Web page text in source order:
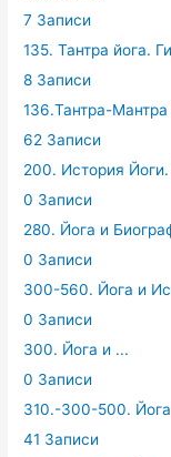
7 Записи
135. Тантра йога.
8 Записи
136.Тантра-
62 Записи
200. История
0 Записи
280. Йога и
0 Записи
300-560. Йога и
0 Записи
300. Йога и ...
0 Записи
310.-300-500. Йога
41 Записи